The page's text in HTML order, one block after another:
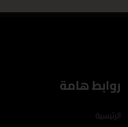
روابط هامة
الرئيسية